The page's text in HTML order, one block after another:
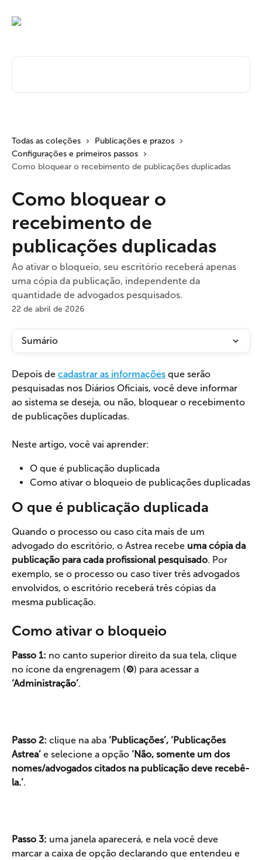
Todas as coleções
Publicações e prazos
Configurações e primeiros passos
Como bloquear o recebimento de publicações duplicadas
Como bloquear o
recebimento de
publicações duplicadas
Ao ativar o bloqueio, seu escritório receberá apenas
uma cópia da publicação, independente da
quantidade de advogados pesquisados.
22 de abril de 2026
Sumário
Depois de cadastrar as informações que serão
pesquisadas nos Diários Oficiais, você deve informar
ao sistema se deseja, ou não, bloquear o recebimento
de publicações duplicadas.
Neste artigo, você vai aprender:
O que é publicação duplicada
Como ativar o bloqueio de publicações duplicadas
O que é publicação duplicada
Quando o processo ou caso cita mais de um
advogado do escritório, o Astrea recebe uma cópia da
publicação para cada profissional pesquisado. Por
exemplo, se o processo ou caso tiver três advogados
envolvidos, o escritório receberá três cópias da
mesma publicação.
Como ativar o bloqueio
Passo 1: no canto superior direito da sua tela, clique
no ícone da engrenagem (⚙️) para acessar a
‘Administração’.
Passo 2: clique na aba ‘Publicações’, ‘Publicações
Astrea’ e selecione a opção ‘Não, somente um dos
nomes/advogados citados na publicação deve recebê-
la.’.
Passo 3: uma janela aparecerá, e nela você deve
marcar a caixa de opção declarando que entendeu e